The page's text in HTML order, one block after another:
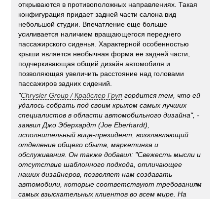
открываются в противоположных направлениях. Такая
конфигурация придает задней части салона вид
небольшой студии. Впечатление еще больше
усиливается наличием вращающегося переднего
пассажирского сиденья. Характерной особенностью
крыши является необычная форма ее задней части,
подчеркивающая общий дизайн автомобиля и
позволяющая увеличить расстояние над головами
пассажиров задних сидений.
"Chrysler Group /Крайслер Груп гордится тем, что ей
удалось собрать под своим крылом самых лучших
специалистов в области автомобильного дизайна", -
заявил Джо Эберхардт (Joe Eberhardt),
исполнительный вице-президент, возглавляющий
отделение общего сбыта, маркетинга и
обслуживания. Он также добавил: "Свежесть мысли и
отсутствие шаблонного подхода, отличающее
наших дизайнеров, позволяет нам создавать
автомобили, которые соответствуют требованиям
самых взыскательных клиентов во всем мире. На